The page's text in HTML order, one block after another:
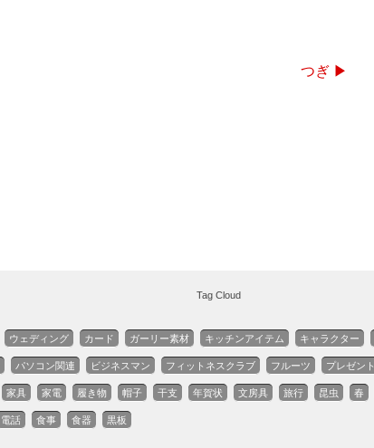
つぎ ▶
Tag Cloud
ウェディング カード ガーリー素材 キッチンアイテム キャラクター
パソコン関連 ビジネスマン フィットネスクラブ フルーツ プレゼント
家具 家電 履き物 帽子 干支 年賀状 文房具 旅行 昆虫 春
電話 食事 食器 黒板